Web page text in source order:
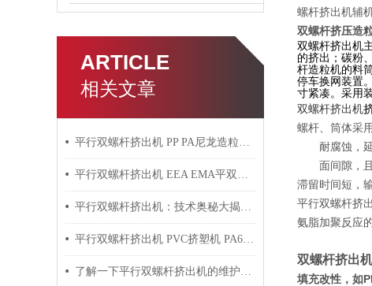
ARTICLE
相关文章
平行双螺杆挤出机 PP PA尼龙造粒机技术参数
平行双螺杆挤出机 EEA EMA平双挤出机 双螺杆挤出机技术参数
平行双螺杆挤出机：技术奥秘大揭秘！
平行双螺杆挤出机 PVC挤塑机 PA6+玻纤挤出造粒机技术参数
了解一下平行双螺杆挤出机的维护保养方法吧
螺杆挤出机辅
双螺杆挤压造
双螺杆挤出机
的挤出；碳粉
杆造粒机的料
停车换网装置
寸紧凑。采用
双螺杆挤出机
螺杆、筒体采
耐腐蚀，延
面间隙，且
滞留时间短，
平行双螺杆挤
氨脂加聚反应
双螺杆挤出
填充改性，如